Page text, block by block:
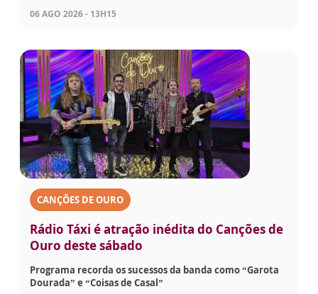
06 AGO 2026 - 13H15
CANÇÕES DE OURO
Rádio Táxi é atração inédita do Canções de
Ouro deste sábado
Programa recorda os sucessos da banda como “Garota
Dourada” e “Coisas de Casal”